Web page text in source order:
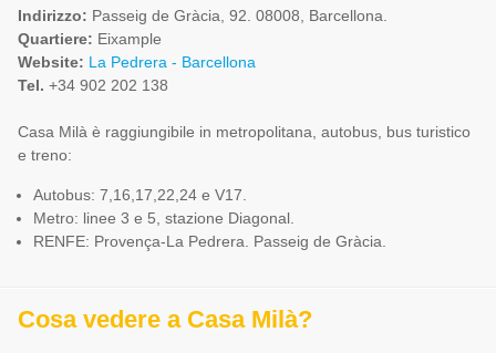
Indirizzo: Passeig de Gràcia, 92. 08008, Barcellona.
Quartiere: Eixample
Website: La Pedrera - Barcellona
Tel. +34 902 202 138
Casa Milà è raggiungibile in metropolitana, autobus, bus turistico
e treno:
Autobus: 7,16,17,22,24 e V17.
Metro: linee 3 e 5, stazione Diagonal.
RENFE: Provença-La Pedrera. Passeig de Gràcia.
Cosa vedere a Casa Milà?